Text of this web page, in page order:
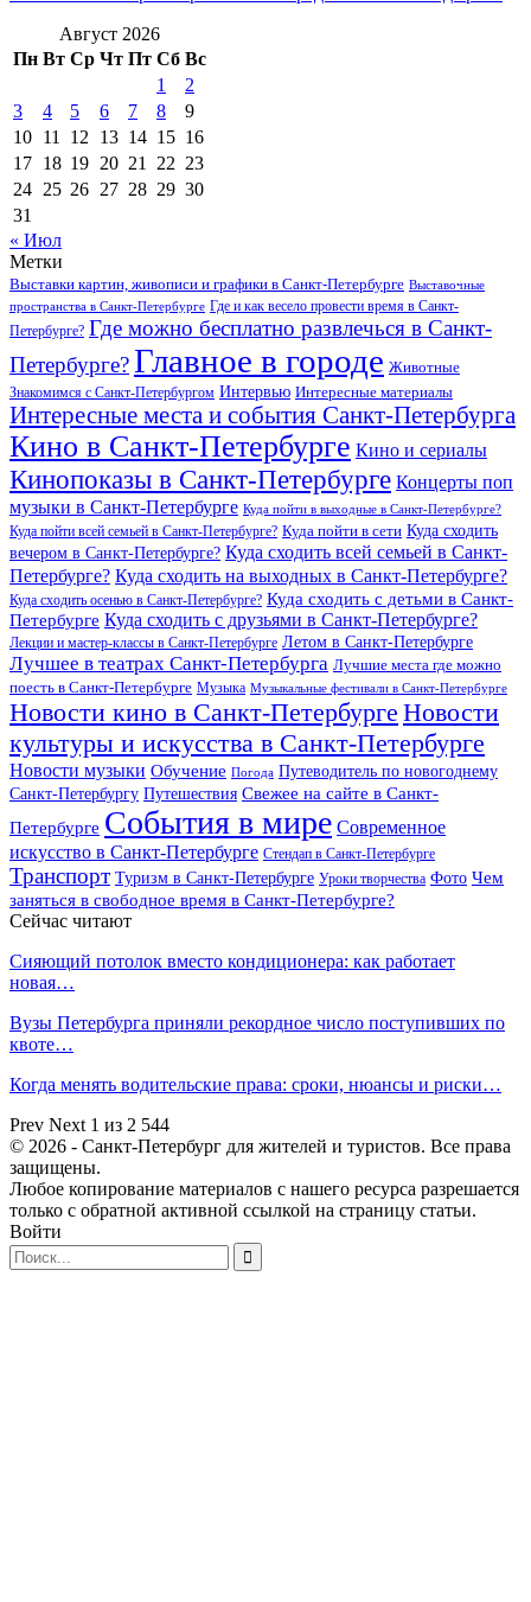
Август 2026
Пн Вт Ср Чт Пт Сб Вс
1
2
3
4 5 6 7 8
9
10 11 12 13 14 15 16
17 18 19 20 21 22 23
24 25 26 27 28 29 30
31
« Июл
Метки
Выставки картин, живописи и графики в Санкт-Петербурге Выставочные
пространства в Санкт-Петербурге Где и как весело провести время в Санкт-
Петербурге? Где можно бесплатно развлечься в Санкт-
Петербурге?Главное в городе Животные
Знакомимся с Санкт-Петербургом Интервью Интересные материалы
Интересные места и события Санкт-Петербурга
Кино в Санкт-Петербурге Кино и сериалы
Кинопоказы в Санкт-Петербурге Концерты поп
музыки в Санкт-Петербурге Куда пойти в выходные в Санкт-Петербурге?
Куда пойти всей семьей в Санкт-Петербурге? Куда пойти в сети Куда сходить
вечером в Санкт-Петербурге? Куда сходить всей семьей в Санкт-
Петербурге? Куда сходить на выходных в Санкт-Петербурге?
Куда сходить осенью в Санкт-Петербурге? Куда сходить с детьми в Санкт-
Петербурге Куда сходить с друзьями в Санкт-Петербурге?
Лекции и мастер-классы в Санкт-Петербурге Летом в Санкт-Петербурге
Лучшее в театрах Санкт-Петербурга Лучшие места где можно
поесть в Санкт-Петербурге Музыка Музыкальные фестивали в Санкт-Петербурге
Новости кино в Санкт-Петербурге Новости
культуры и искусства в Санкт-Петербурге
Новости музыки Обучение Погода Путеводитель по новогоднему
Санкт-Петербургу Путешествия Свежее на сайте в Санкт-
Петербурге События в мире Современное
искусство в Санкт-Петербурге Стендап в Санкт-Петербурге
Транспорт Туризм в Санкт-Петербурге Уроки творчества Фото Чем
заняться в свободное время в Санкт-Петербурге?
Сейчас читают
Сияющий потолок вместо кондиционера: как работает
новая…
Вузы Петербурга приняли рекордное число поступивших по
квоте…
Когда менять водительские права: сроки, нюансы и риски…
Prev Next 1 из 2 544
© 2026 - Санкт-Петербург для жителей и туристов. Все права
защищены.
Любое копирование материалов с нашего ресурса разрешается
только с обратной активной ссылкой на страницу статьи.
Войти